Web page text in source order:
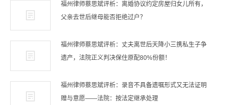
福州律师蔡思斌评析：离婚协议约定房屋归女儿所有，
父亲去世后继母能否拒绝过户？
福州律师蔡思斌评析：丈夫离世后天降小三携私生子争
遗产，法院正义判决保住原配80%份额！
福州律师蔡思斌评析：录音不具备遗嘱形式又无法证明
赠与意愿——法院：按法定继承处理